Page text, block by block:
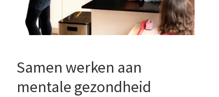
Samen werken aan
mentale gezondheid